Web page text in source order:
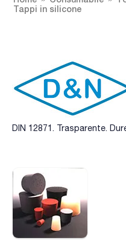
Tappi in silicone
DIN 12871. Trasparente.